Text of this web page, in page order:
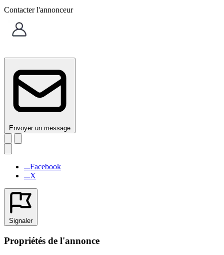
Contacter l'annonceur
Envoyer un message
...Facebook
...X
Signaler
Propriétés de l'annonce